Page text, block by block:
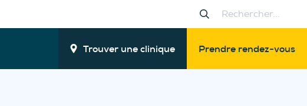
Trouver une clinique Prendre rendez-vous